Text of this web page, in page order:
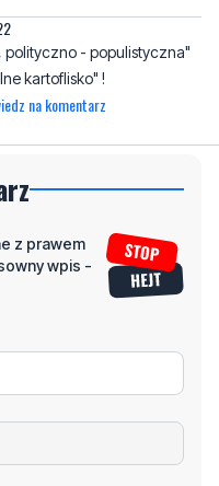
polityczno - populistyczna"
kartoflisko" !
na komentarz
z prawem
wpis -